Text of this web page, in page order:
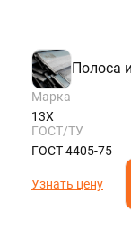
Полоса
Марка
13Х
ГОСТ/ТУ
ГОСТ 4405-75
Узнать цену